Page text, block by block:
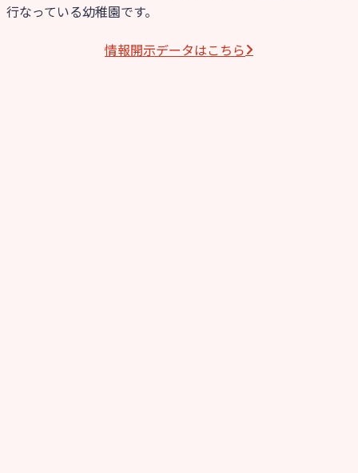
行なっている幼稚園です。
情報開⽰データはこちら